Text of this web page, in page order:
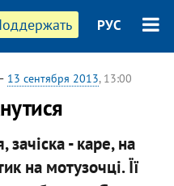
РУС
13 сентября 2013, 13:00
- каре, на
на мотузочці. Її